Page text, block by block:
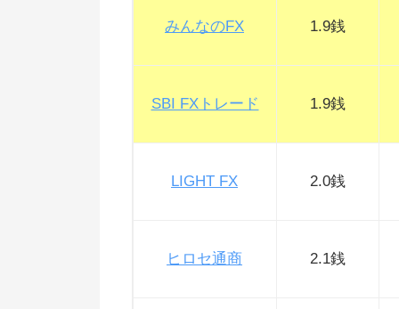
みんなのFX 1.9銭
SBI FXトレード 1.9銭
LIGHT FX 2.0銭
ヒロセ通商 2.1銭